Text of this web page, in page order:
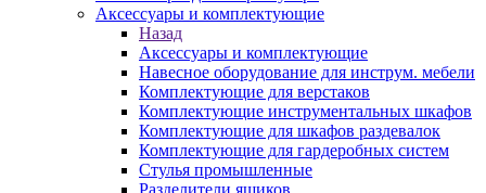
Аксессуары и комплектующие
Назад
Аксессуары и комплектующие
Навесное оборудование для инструм. мебели
Комплектующие для верстаков
Комплектующие инструментальных шкафов
Комплектующие для шкафов раздевалок
Комплектующие для гардеробных систем
Стулья промышленные
Разделители ящиков